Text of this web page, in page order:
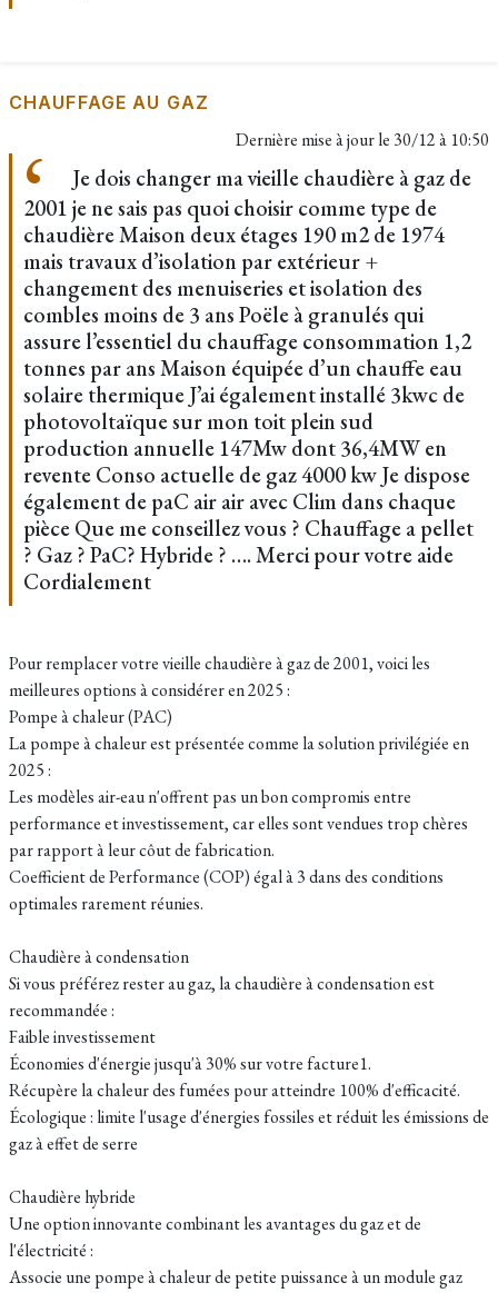
CHAUFFAGE AU GAZ
Dernière mise à jour le 30/12 à 10:50
Je dois changer ma vieille chaudière à gaz de
2001 je ne sais pas quoi choisir comme type de
chaudière Maison deux étages 190 m2 de 1974
mais travaux d’isolation par extérieur +
changement des menuiseries et isolation des
combles moins de 3 ans Poële à granulés qui
assure l’essentiel du chauffage consommation 1,2
tonnes par ans Maison équipée d’un chauffe eau
solaire thermique J’ai également installé 3kwc de
photovoltaïque sur mon toit plein sud
production annuelle 147Mw dont 36,4MW en
revente Conso actuelle de gaz 4000 kw Je dispose
également de paC air air avec Clim dans chaque
pièce Que me conseillez vous ? Chauffage a pellet
? Gaz ? PaC? Hybride ? …. Merci pour votre aide
Cordialement
Pour remplacer votre vieille chaudière à gaz de 2001, voici les
meilleures options à considérer en 2025 :
Pompe à chaleur (PAC)
La pompe à chaleur est présentée comme la solution privilégiée en
2025 :
Les modèles air-eau n'offrent pas un bon compromis entre
performance et investissement, car elles sont vendues trop chères
par rapport à leur côut de fabrication.
Coefficient de Performance (COP) égal à 3 dans des conditions
optimales rarement réunies.
Chaudière à condensation
Si vous préférez rester au gaz, la chaudière à condensation est
recommandée :
Faible investissement
Économies d'énergie jusqu'à 30% sur votre facture1.
Récupère la chaleur des fumées pour atteindre 100% d'efficacité.
Écologique : limite l'usage d'énergies fossiles et réduit les émissions de
gaz à effet de serre
Chaudière hybride
Une option innovante combinant les avantages du gaz et de
l'électricité :
Associe une pompe à chaleur de petite puissance à un module gaz